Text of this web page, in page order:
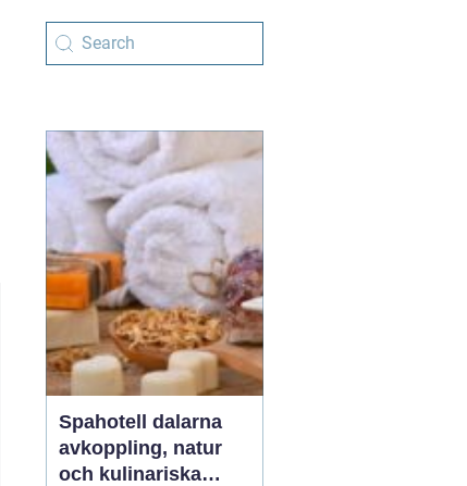
Spahotell dalarna
avkoppling, natur
och kulinariska